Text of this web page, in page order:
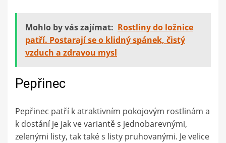
Mohlo by vás zajímat: Rostliny do ložnice
patří. Postarají se o klidný spánek, čistý
vzduch a zdravou mysl
Pepřinec
Pepřinec patří k atraktivním pokojovým rostlinám a
k dostání je jak ve variantě s jednobarevnými,
zelenými listy, tak také s listy pruhovanými. Je velice